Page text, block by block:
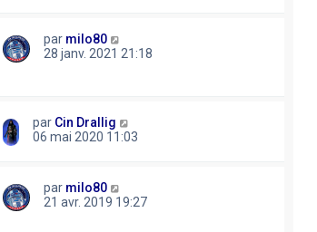
par milo80
28 janv. 2021 21:18
par Cin Drallig
06 mai 2020 11:03
par milo80
21 avr. 2019 19:27